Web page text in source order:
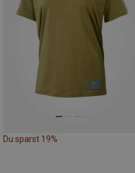
Du sparst 19%